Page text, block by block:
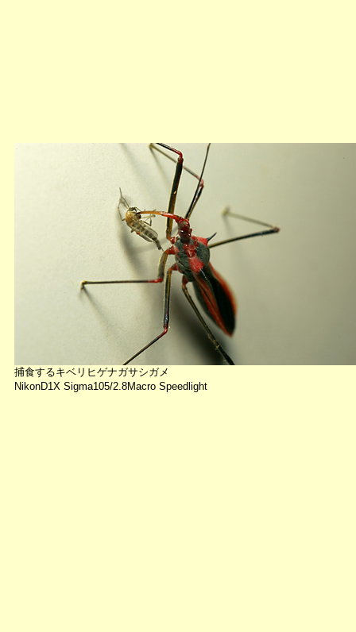
捕食するキベリヒゲナガサシガメ
NikonD1X Sigma105/2.8Macro Speedlight